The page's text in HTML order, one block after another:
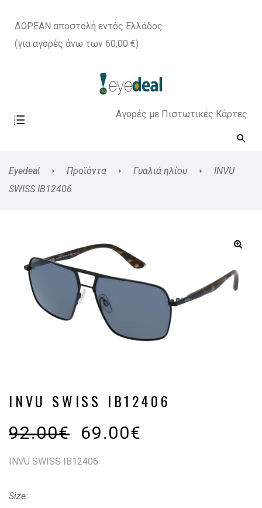
ΔΩΡΕΑΝ αποστολή εντός Ελλάδος
(για αγορές άνω των 60,00 €)
Αγορές με Πιστωτικές Κάρτες
Eyedeal Προϊόντα Γυαλιά ηλίου
INVU
SWISS IB12406
INVU SWISS IB12406
92.00€ 69.00€
INVU SWISS IB12406
Size